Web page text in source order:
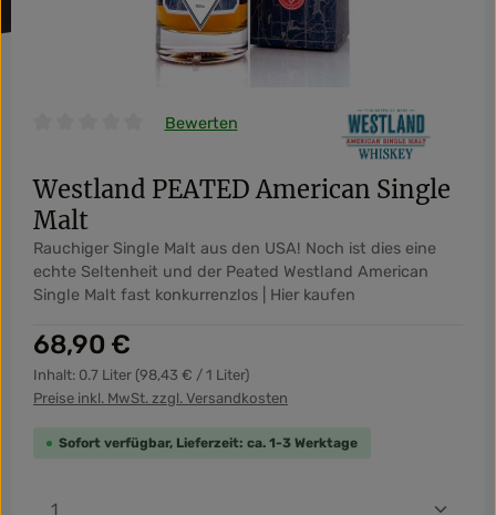
Durchschnittliche Bewertung von 0 von 5 Sternen
Bewerten
Westland PEATED American Single
Malt
Rauchiger Single Malt aus den USA! Noch ist dies eine
echte Seltenheit und der Peated Westland American
Single Malt fast konkurrenzlos | Hier kaufen
Regulärer Preis:
68,90 €
Inhalt: 0.7 Liter (98,43 € / 1 Liter)
Preise inkl. MwSt. zzgl. Versandkosten
Sofort verfügbar, Lieferzeit: ca. 1-3 Werktage
Produkt Anzahl: Gib den gewünschten Wert